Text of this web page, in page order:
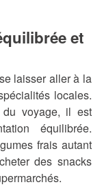
et
laisser aller à la
locales.
voyage, il est
équilibrée.
frais autant
des snacks